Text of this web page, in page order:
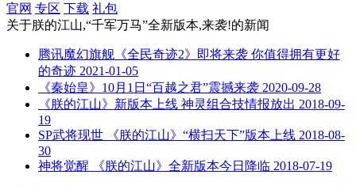
官网 专区 下载 礼包
关于朕的江山,“千军万马”全新版本,来袭!的新闻
腾讯魔幻旗舰《全民奇迹2》即将来袭 你值得拥有更好
的奇迹 2021-01-05
《秦始皇》10月1日“百越之君”震撼来袭 2020-09-28
《朕的江山》新版本上线 神灵组合技情报放出 2018-09-
19
SP武将现世 《朕的江山》“横扫天下”版本上线 2018-08-
30
神将觉醒 《朕的江山》全新版本今日降临 2018-07-19